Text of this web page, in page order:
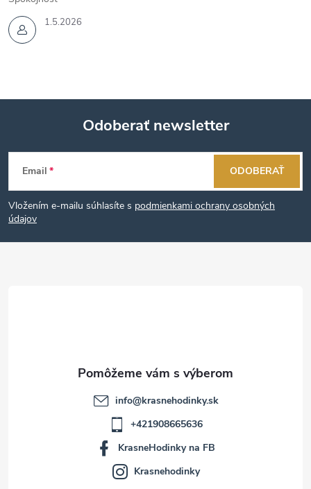
1.5.2026
Z
á
p
Odoberať newsletter
Email
Vložením e-mailu súhlasíte s podmienkami ochrany osobných
údajov
ODOBERAŤ
info@krasnehodinky.sk
+421908665636
KrasneHodinky na FB
Krasnehodinky